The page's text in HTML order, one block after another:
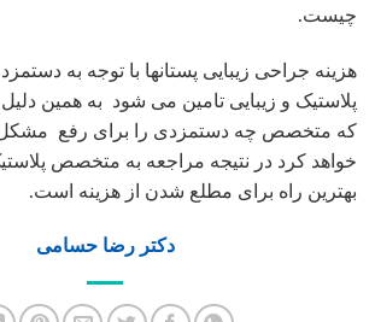
چیست.
هزینه جراحی زیبایی پستانها با توجه به
پلاستیک و زیبایی تامین می شود به همین
که متخصص چه دستمزدی را برای رفع مشکل
خواهد کرد در نتیجه مراجعه به متخصص
بهترین راه برای مطلع شدن از هزینه است.
دکتر رضا حسامی